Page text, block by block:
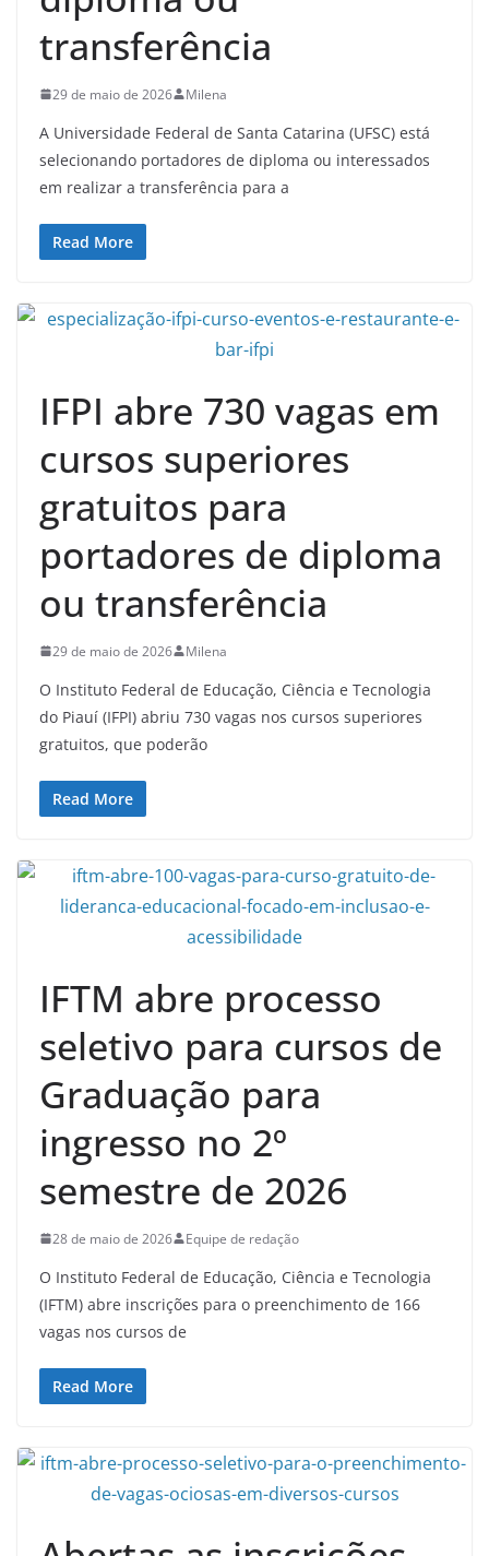
transferência
29 de maio de 2026 Milena
A Universidade Federal de Santa Catarina (UFSC) está
selecionando portadores de diploma ou interessados
em realizar a transferência para a
Read More
IFPI abre 730 vagas em
cursos superiores
gratuitos para
portadores de diploma
ou transferência
29 de maio de 2026 Milena
O Instituto Federal de Educação, Ciência e Tecnologia
do Piauí (IFPI) abriu 730 vagas nos cursos superiores
gratuitos, que poderão
Read More
IFTM abre processo
seletivo para cursos de
Graduação para
ingresso no 2º
semestre de 2026
28 de maio de 2026 Equipe de redação
O Instituto Federal de Educação, Ciência e Tecnologia
(IFTM) abre inscrições para o preenchimento de 166
vagas nos cursos de
Read More